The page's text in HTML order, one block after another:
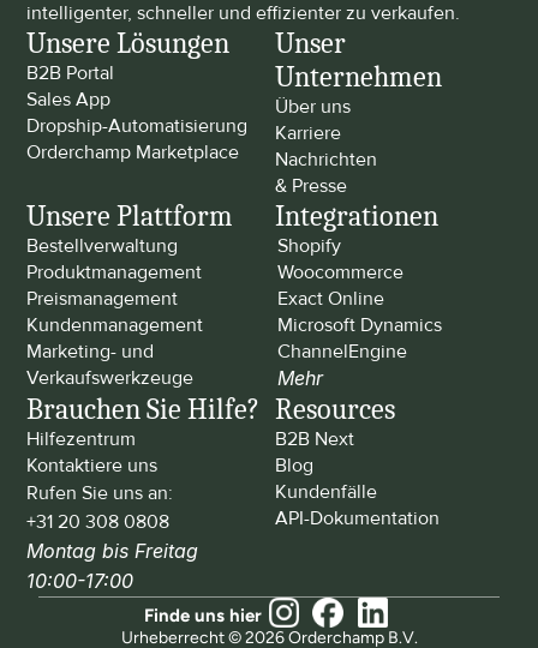
intelligenter, schneller und effizienter zu verkaufen.
Unsere Lösungen
B2B Portal
Sales App
Dropship-Automatisierung
Orderchamp Marketplace
Unser
Unternehmen
Über uns
Karriere
Nachrichten
& Presse
Unsere Plattform
Bestellverwaltung
Produktmanagement
Preismanagement
Kundenmanagement
Marketing- und
Verkaufswerkzeuge
Integrationen
Shopify
Woocommerce
Exact Online
Microsoft Dynamics
ChannelEngine
Mehr
Brauchen Sie Hilfe?
Hilfezentrum
Kontaktiere uns
Rufen Sie uns an:
+31 20 308 0808
Montag bis Freitag
10:00-17:00
Resources
B2B Next
Blog
Kundenfälle
API-Dokumentation
Urheberrecht © 2026 Orderchamp B.V.
Finde uns hier